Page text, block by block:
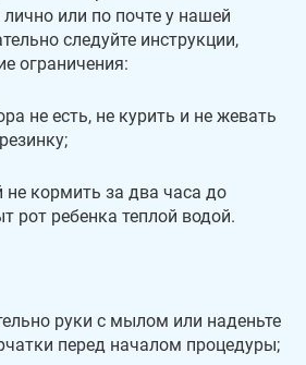
или по почте у нашей
следуйте инструкции,
ограничения:
не есть, не курить и не жевать
не кормить за два часа до
рот ребенка теплой водой.
руки с мылом или наденьте
перед началом процедуры;